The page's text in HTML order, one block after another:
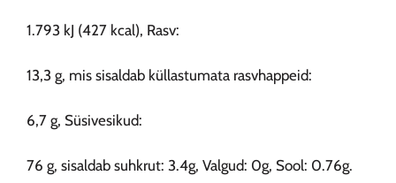
1.793 kJ (427 kcal), Rasv:
13,3 g, mis sisaldab küllastumata rasvhappeid:
6,7 g, Süsivesikud:
76 g, sisaldab suhkrut: 3.4g, Valgud: 0g, Sool: 0.76g.